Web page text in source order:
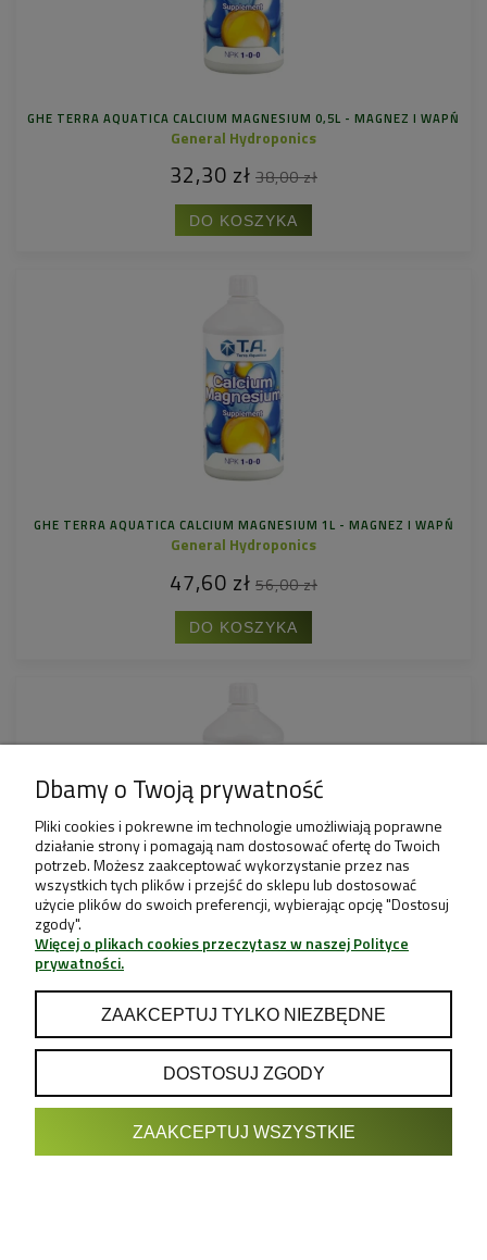
GHE TERRA AQUATICA CALCIUM MAGNESIUM 0,5L - MAGNEZ I WAPŃ
General Hydroponics
32,30 zł 38,00 zł
DO KOSZYKA
GHE TERRA AQUATICA CALCIUM MAGNESIUM 1L - MAGNEZ I WAPŃ
General Hydroponics
47,60 zł 56,00 zł
DO KOSZYKA
GHE TERRA AQUATICA CALCIUM MAGNESIUM 5L - MAGNEZ I WAPŃ
General Hydroponics
116,45 zł137,00 zł
DO KOSZYKA
Dbamy o Twoją prywatność
Pliki cookies i pokrewne im technologie umożliwiają poprawne
działanie strony i pomagają nam dostosować ofertę do Twoich
potrzeb. Możesz zaakceptować wykorzystanie przez nas
wszystkich tych plików i przejść do sklepu lub dostosować
użycie plików do swoich preferencji, wybierając opcję "Dostosuj
zgody".
Więcej o plikach cookies przeczytasz w naszej Polityce
prywatności.
ZAAKCEPTUJ TYLKO NIEZBĘDNE
DOSTOSUJ ZGODY
ZAAKCEPTUJ WSZYSTKIE